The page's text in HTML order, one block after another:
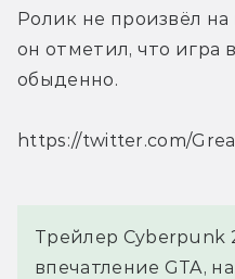
Ролик не произвёл на
он отметил, что
обыденно.
https://twitter.com/
Трейлер Cyberpunk
впечатление GTA,